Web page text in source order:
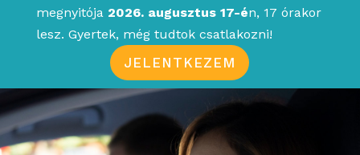
megnyitója 2026. augusztus 17-én, 17 órakor
lesz. Gyertek, még tudtok csatlakozni!
JELENTKEZEM